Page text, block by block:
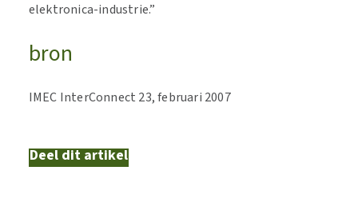
elektronica-industrie.”
bron
IMEC InterConnect 23, februari 2007
Deel dit artikel